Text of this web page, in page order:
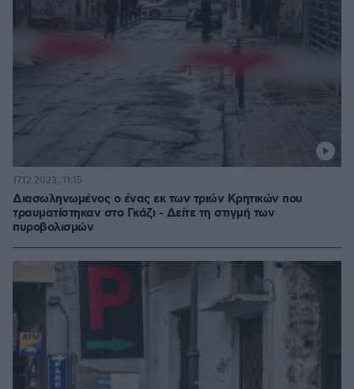
Διασωληνωμένος ο ένας εκ των τριών Κρητικών που
τραυματίστηκαν στο Γκάζι - Δείτε τη στιγμή των
πυροβολισμών
17.12.2023, 11:15